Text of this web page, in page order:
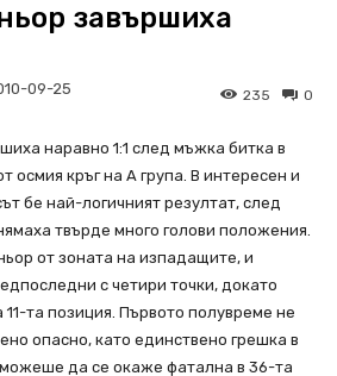
завършиха
09-25 0
235
наравно 1:1 след мъжка битка в
осмия кръг на А група. В интересен и
бе най-логичният резултат, след
твърде много голови положения.
от зоната на изпадащите, и
с четири точки, докато
та позиция. Първото полувреме не
опасно, като единствено грешка в
да се окаже фатална в 36-та